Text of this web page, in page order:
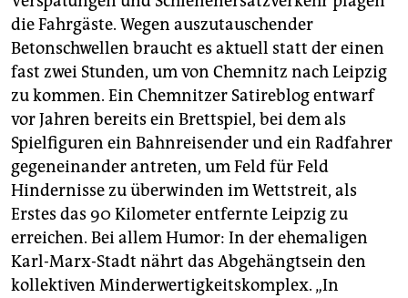
die Fahrgäste. Wegen auszutauschender
Betonschwellen braucht es aktuell statt der einen
fast zwei Stunden, um von Chemnitz nach Leipzig
zu kommen. Ein Chemnitzer Satireblog entwarf
vor Jahren bereits ein Brettspiel, bei dem als
Spielfiguren ein Bahnreisender und ein Radfahrer
gegeneinander antreten, um Feld für Feld
Hindernisse zu überwinden im Wettstreit, als
Erstes das 90 Kilometer entfernte Leipzig zu
erreichen. Bei allem Humor: In der ehemaligen
Karl-Marx-Stadt nährt das Abgehängtsein den
kollektiven Minderwertigkeitskomplex. „In